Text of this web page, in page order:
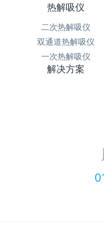
热解吸仪
二次热解吸仪
双通道热解吸仪
一次热解吸仪
解决方案